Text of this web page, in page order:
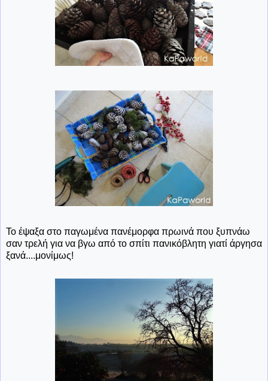
Το έψαξα στο παγωμένα πανέμορφα πρωινά που ξυπνάω
σαν τρελή για να βγω από το σπίτι πανικόβλητη γιατί άργησα
ξανά....μονίμως!